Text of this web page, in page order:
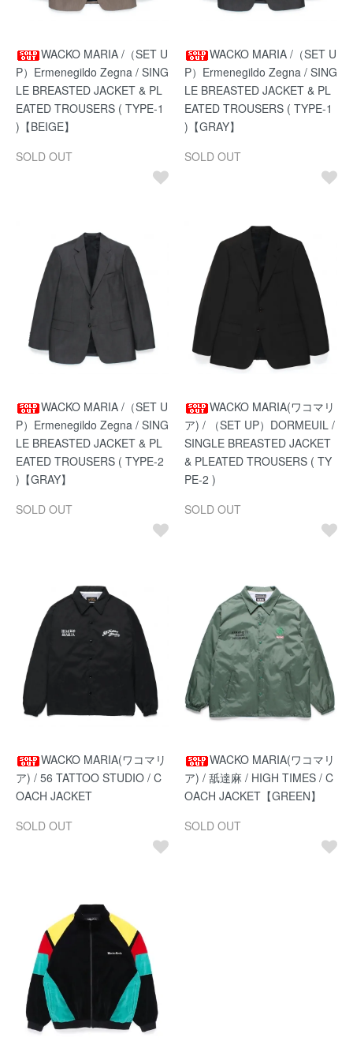
WACKO MARIA /（SET U
P）Ermenegildo Zegna / SING
LE BREASTED JACKET & PL
EATED TROUSERS ( TYPE-1
)【BEIGE】
SOLD OUT
WACKO MARIA /（SET U
P）Ermenegildo Zegna / SING
LE BREASTED JACKET & PL
EATED TROUSERS ( TYPE-1
)【GRAY】
SOLD OUT
WACKO MARIA /（SET U
P）Ermenegildo Zegna / SING
LE BREASTED JACKET & PL
EATED TROUSERS ( TYPE-2
)【GRAY】
SOLD OUT
WACKO MARIA(ワコマリ
ア) / （SET UP）DORMEUIL /
SINGLE BREASTED JACKET
& PLEATED TROUSERS ( TY
PE-2 )
SOLD OUT
WACKO MARIA(ワコマリ
ア) / 56 TATTOO STUDIO / C
OACH JACKET
SOLD OUT
WACKO MARIA(ワコマリ
ア) / 舐達麻 / HIGH TIMES / C
OACH JACKET【GREEN】
SOLD OUT